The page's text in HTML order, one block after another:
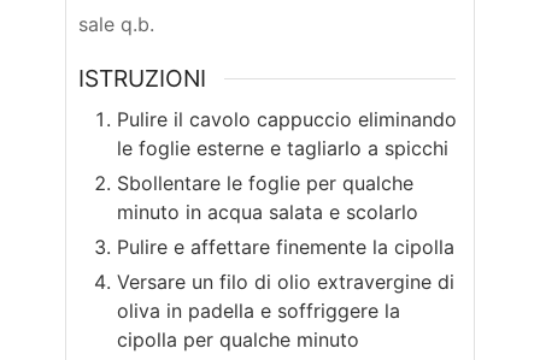
sale q.b.
ISTRUZIONI
Pulire il cavolo cappuccio eliminando
le foglie esterne e tagliarlo a spicchi
Sbollentare le foglie per qualche
minuto in acqua salata e scolarlo
Pulire e affettare finemente la cipolla
Versare un filo di olio extravergine di
oliva in padella e soffriggere la
cipolla per qualche minuto